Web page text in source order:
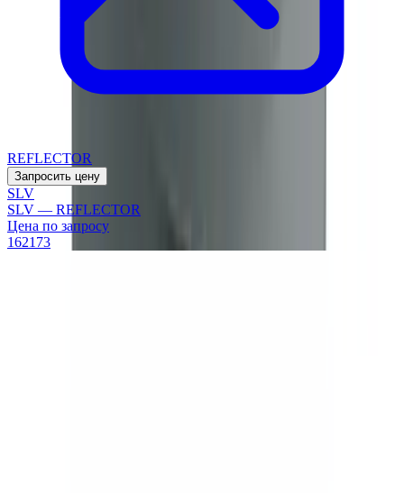
REFLECTOR
Запросить цену
SLV
SLV — REFLECTOR
Цена по запросу
162173